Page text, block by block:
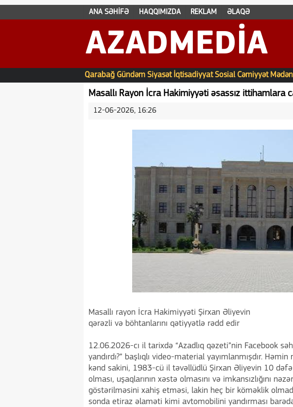
ANA SƏHİFƏ HAQQIMIZDA REKLAM ƏLAQƏ
AZADMEDIA
Qarabağ Gündəm Siyasət İqtisadiyyat Sosial Cəmiyyət
Masallı Rayon İcra Hakimiyyəti əsassız ittihamlara
12-06-2026, 16:26
Masallı rayon İcra Hakimiyyəti Şirxan Əliyevin
qərəzli və böhtanlarını qətiyyətlə rədd edir
12.06.2026-cı il tarixdə “Azadlıq qəzeti”nin Facebook
yandırdı?” başlıqlı video-material yayımlanmışdır.
kənd sakini, 1983-cü il təvəllüdlü Şirxan Əliyevin 10 dəfə
olması, uşaqlarının xəstə olmasını və imkansızlığını
göstərilməsini xahiş etməsi, lakin heç bir köməklik
sonda etiraz əlaməti kimi avtomobilini yandırması